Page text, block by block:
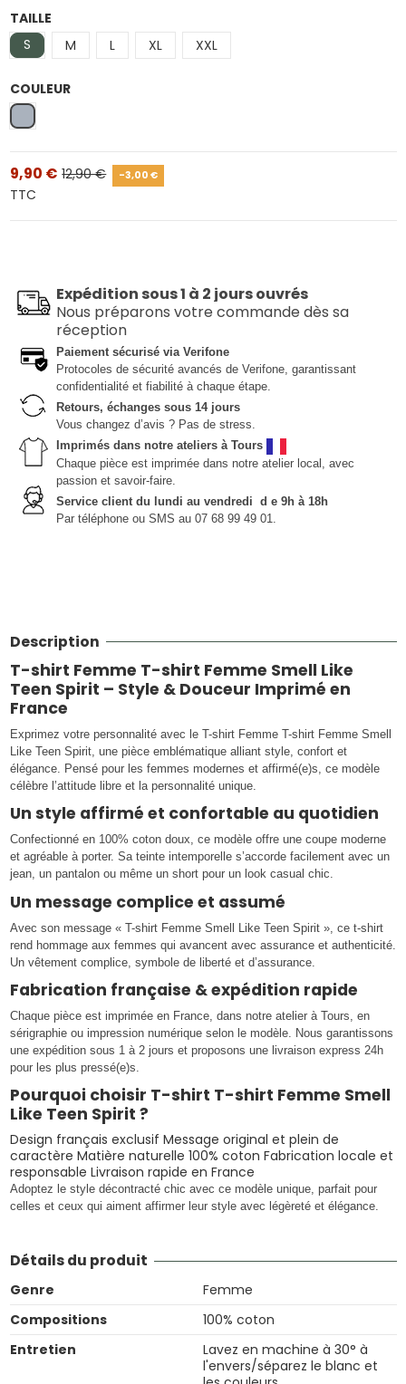
TAILLE
S
M L XL XXL
COULEUR
Gris
9,90 € 12,90 € -3,00 €
TTC
Expédition sous 1 à 2 jours ouvrés
Nous préparons votre commande dès sa
réception
Paiement sécurisé via Verifone
Protocoles de sécurité avancés de Verifone, garantissant
confidentialité et fiabilité à chaque étape.
Retours, échanges sous 14 jours
Vous changez d’avis ? Pas de stress.
Imprimés dans notre ateliers à Tours
Chaque pièce est imprimée dans notre atelier local, avec
passion et savoir-faire.
Service client du lundi au vendredi d e 9h à 18h
Par téléphone ou SMS au 07 68 99 49 01.
Description
T-shirt Femme T-shirt Femme Smell Like
Teen Spirit – Style & Douceur Imprimé en
France
Exprimez votre personnalité avec le T-shirt Femme T-shirt Femme Smell
Like Teen Spirit, une pièce emblématique alliant style, confort et
élégance. Pensé pour les femmes modernes et affirmé(e)s, ce modèle
célèbre l’attitude libre et la personnalité unique.
Un style affirmé et confortable au quotidien
Confectionné en 100% coton doux, ce modèle offre une coupe moderne
et agréable à porter. Sa teinte intemporelle s’accorde facilement avec un
jean, un pantalon ou même un short pour un look casual chic.
Un message complice et assumé
Avec son message « T-shirt Femme Smell Like Teen Spirit », ce t-shirt
rend hommage aux femmes qui avancent avec assurance et authenticité.
Un vêtement complice, symbole de liberté et d’assurance.
Fabrication française & expédition rapide
Chaque pièce est imprimée en France, dans notre atelier à Tours, en
sérigraphie ou impression numérique selon le modèle. Nous garantissons
une expédition sous 1 à 2 jours et proposons une livraison express 24h
pour les plus pressé(e)s.
Pourquoi choisir T-shirt T-shirt Femme Smell
Like Teen Spirit ?
Design français exclusif Message original et plein de
caractère Matière naturelle 100% coton Fabrication locale et
responsable Livraison rapide en France
Adoptez le style décontracté chic avec ce modèle unique, parfait pour
celles et ceux qui aiment affirmer leur style avec légèreté et élégance.
Détails du produit
Genre
Femme
Compositions
100% coton
Entretien
Lavez en machine à 30° à
l'envers/séparez le blanc et